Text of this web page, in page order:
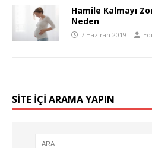
Hamile Kalmayı
Neden
7 Haziran 2019
SITE IÇI ARAMA YAPIN